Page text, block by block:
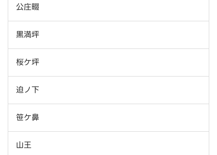
公庄畷
黒満坪
桜ケ坪
迫ノ下
笹ケ鼻
山王